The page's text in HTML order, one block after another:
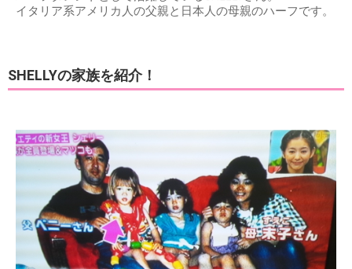
イタリア系アメリカ人の父親と日本人の母親のハーフです。
SHELLYの家族を紹介！